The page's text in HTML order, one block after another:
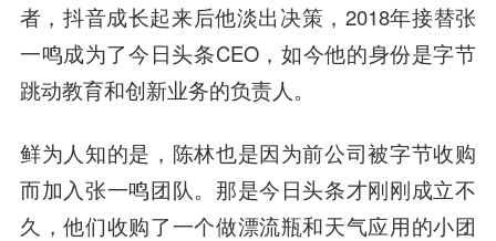
者，抖音成长起来后他淡出决策，2018年接替张
一鸣成为了今日头条CEO，如今他的身份是字节
跳动教育和创新业务的负责人。
鲜为人知的是，陈林也是因为前公司被字节收购
而加入张一鸣团队。那是今日头条才刚刚成立不
久，他们收购了一个做漂流瓶和天气应用的小团